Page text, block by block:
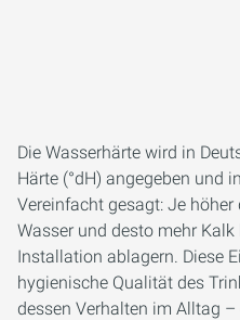
Die Wasserhärte wird in
Härte (°dH) angegeben und
Vereinfacht gesagt: Je höher
Wasser und desto mehr
Installation ablagern. Diese
hygienische Qualität des
dessen Verhalten im Alltag